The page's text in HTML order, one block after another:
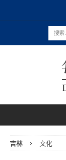
吉林 文化